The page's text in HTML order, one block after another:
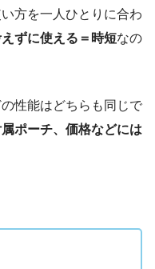
方を一人ひとりに合わ
ずに使える＝時短なの
性能はどちらも同じで
ポーチ、価格などには